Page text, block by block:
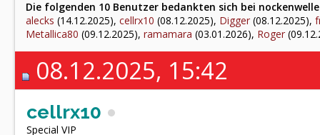
Die folgenden 10 Benutzer bedankten sich bei
alecks (14.12.2025), cellrx10 (08.12.2025), Digger (08.12.2025),
Metallica80 (09.12.2025), ramamara (03.01.2026), Roger
08.12.2025, 15:42
cellrx10
Special VIP